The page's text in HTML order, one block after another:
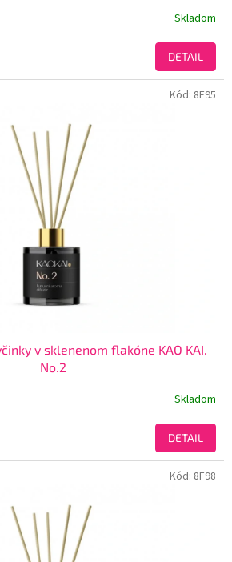
Skladom
DETAIL
v sklenenom flakóne KAO KAI.
No.2
Skladom
DETAIL
Kód: 8F95
Kód: 8F98